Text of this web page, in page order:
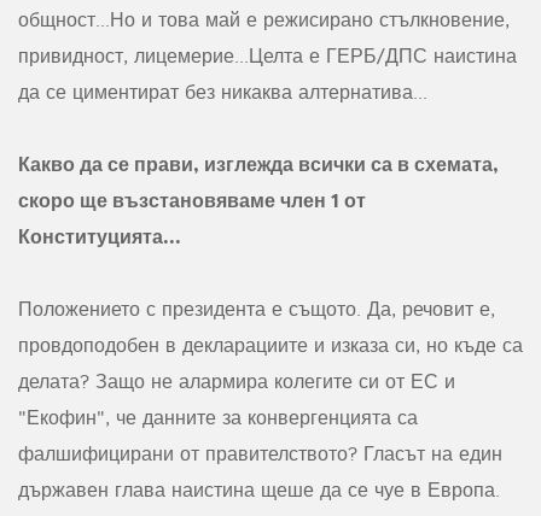
общност...Но и това май е режисирано стълкновение,
привидност, лицемерие...Целта е ГЕРБ/ДПС наистина
да се циментират без никаква алтернатива...
Какво да се прави, изглежда всички са в схемата,
скоро ще възстановяваме член 1 от
Конституцията...
Положението с президента е същото. Да, речовит е,
провдоподобен в декларациите и изказа си, но къде са
делата? Защо не алармира колегите си от ЕС и
"Екофин", че данните за конвергенцията са
фалшифицирани от правителството? Гласът на един
държавен глава наистина щеше да се чуе в Европа.